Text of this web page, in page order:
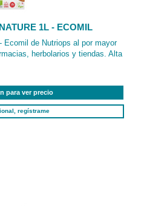
1L - ECOMIL
Ecomil de Nutriops al por mayor
herbolarios y tiendas. Alta
para ver precio
regístrame